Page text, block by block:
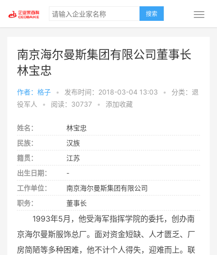
搜索
南京海尔曼斯集团有限公司董事长
林宝忠
作者：格子 • 发布时间：2018-03-04 13:03 •
分类：退
役军人
• 阅读：30737 • 添加收藏
姓名：
林宝忠
民族：
汉族
籍贯：
江苏
出生日期：
-
工作单位：
南京海尔曼斯集团有限公司
职务：
董事长
1993年5月，他受海军指挥学院的委托，创办南
京海尔曼斯服饰总厂。面对资金短缺、人才匮乏、厂
房简陋等多种困难，他不计个人得失，迎难而上。联